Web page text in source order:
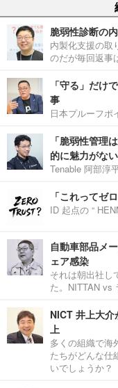
脆弱性診断の
内製化支援の取
のだが毎回返事
「守る」だけ
事
日本プルーフポ
「脆弱性管理
的に魅力がな
Tenable 阿部淳
「これってゼ
ID 起点の “
自動車部品メ
ェア感染
それは朝出社し
た。NITTAN vs
NICT 井上大
上
多くの組織で海
たちがどんな仕
いでしょうか？